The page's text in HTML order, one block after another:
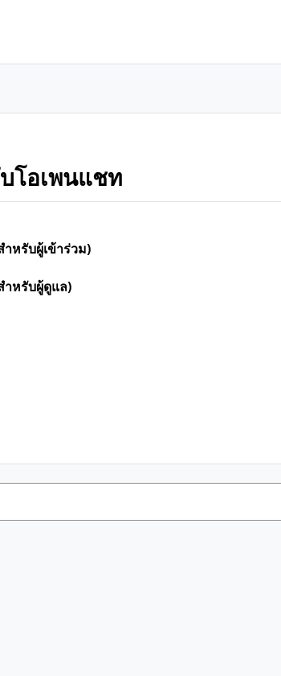
โอเพนแชท
หรับผู้เข้าร่วม)
ำหรับผู้ดูแล)